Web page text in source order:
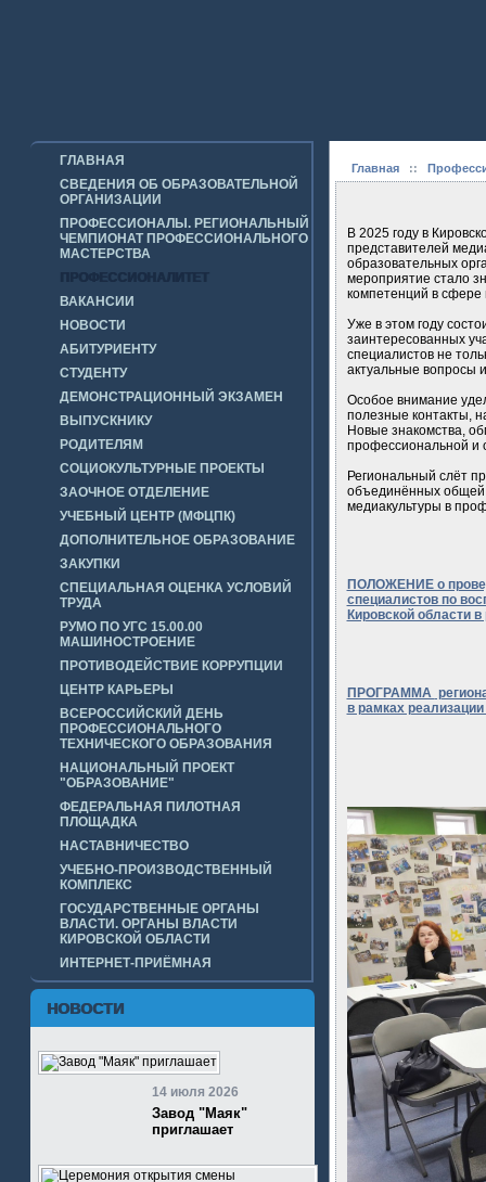
ГЛАВНАЯ
СВЕДЕНИЯ ОБ ОБРАЗОВАТЕЛЬНОЙ
ОРГАНИЗАЦИИ
ПРОФЕССИОНАЛЫ. РЕГИОНАЛЬНЫЙ
ЧЕМПИОНАТ ПРОФЕССИОНАЛЬНОГО
МАСТЕРСТВА
ВАКАНСИИ
НОВОСТИ
АБИТУРИЕНТУ
СТУДЕНТУ
ДЕМОНСТРАЦИОННЫЙ ЭКЗАМЕН
ВЫПУСКНИКУ
РОДИТЕЛЯМ
СОЦИОКУЛЬТУРНЫЕ ПРОЕКТЫ
ЗАОЧНОЕ ОТДЕЛЕНИЕ
УЧЕБНЫЙ ЦЕНТР (МФЦПК)
ДОПОЛНИТЕЛЬНОЕ ОБРАЗОВАНИЕ
ЗАКУПКИ
СПЕЦИАЛЬНАЯ ОЦЕНКА УСЛОВИЙ
ТРУДА
РУМО ПО УГС 15.00.00
МАШИНОСТРОЕНИЕ
ПРОТИВОДЕЙСТВИЕ КОРРУПЦИИ
ЦЕНТР КАРЬЕРЫ
ВСЕРОССИЙСКИЙ ДЕНЬ
ПРОФЕССИОНАЛЬНОГО
ТЕХНИЧЕСКОГО ОБРАЗОВАНИЯ
НАЦИОНАЛЬНЫЙ ПРОЕКТ
"ОБРАЗОВАНИЕ"
ФЕДЕРАЛЬНАЯ ПИЛОТНАЯ
ПЛОЩАДКА
НАСТАВНИЧЕСТВО
УЧЕБНО-ПРОИЗВОДСТВЕННЫЙ
КОМПЛЕКС
ГОСУДАРСТВЕННЫЕ ОРГАНЫ
ВЛАСТИ. ОРГАНЫ ВЛАСТИ
КИРОВСКОЙ ОБЛАСТИ
ИНТЕРНЕТ-ПРИЁМНАЯ
НОВОСТИ
14 июля 2026
Завод "Маяк"
приглашает
Главная::
В 2025 году в
представителей
образовательных
мероприятие стало
компетенций в сфере
Уже в этом году
заинтересованных
специалистов не
актуальные вопросы
Особое внимание
полезные контакты,
Новые знакомства,
профессиональной и
Региональный слёт
объединённых общей
медиакультуры в
ПОЛОЖЕНИЕ о
специалистов по
Кировской области
ПРОГРАММА
в рамках